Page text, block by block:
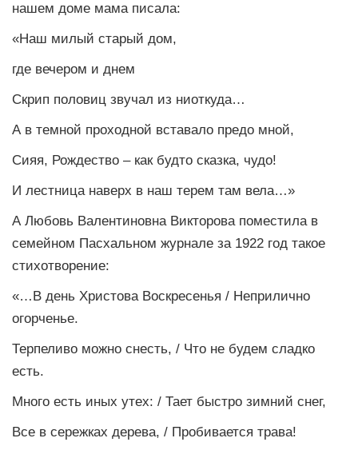
нашем доме мама писала:
«Наш милый старый дом,
где вечером и днем
Скрип половиц звучал из ниоткуда…
А в темной проходной вставало предо мной,
Сияя, Рождество – как будто сказка, чудо!
И лестница наверх в наш терем там вела…»
А Любовь Валентиновна Викторова поместила в
семейном Пасхальном журнале за 1922 год такое
стихотворение:
«…В день Христова Воскресенья / Неприлично
огорченье.
Терпеливо можно снесть, / Что не будем сладко
есть.
Много есть иных утех: / Тает быстро зимний снег,
Все в сережках дерева, / Пробивается трава!